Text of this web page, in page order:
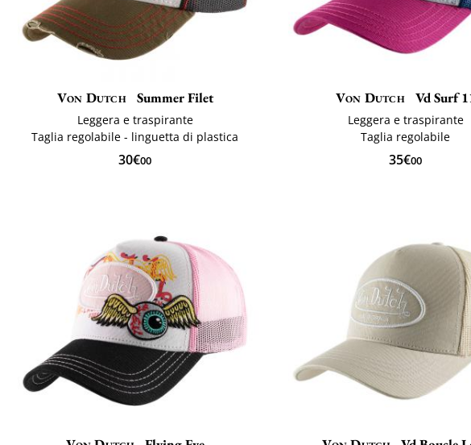
Von Dutch Summer Filet
Leggera e traspirante
Taglia regolabile - linguetta di plastica
30€00
Von Dutch Vd Surf
Leggera e traspirante
Taglia regolabile
35€00